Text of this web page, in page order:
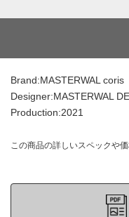
Brand:MASTERWAL coris
Designer:MASTERWAL
Production:2021
この商品の詳しいスペックや